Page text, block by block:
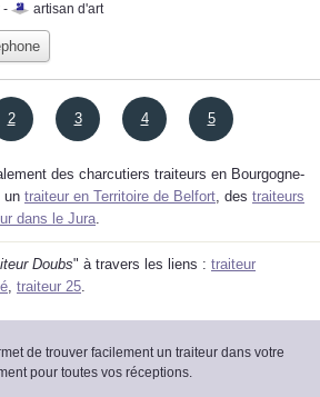
- artisan d'art
2 3 4 5
des charcutiers traiteurs en Bourgogne-
un traiteur en Territoire de Belfort , des traiteurs
dans le Jura
Doubs" à travers les liens : traiteur
traiteur 25
de trouver facilement un traiteur dans votre
pour toutes vos réceptions.